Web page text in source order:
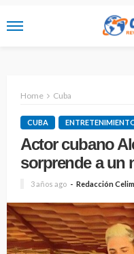
Home Cuba
CUBA
Actor cubano
sorprende a un
3 años ago Redacción